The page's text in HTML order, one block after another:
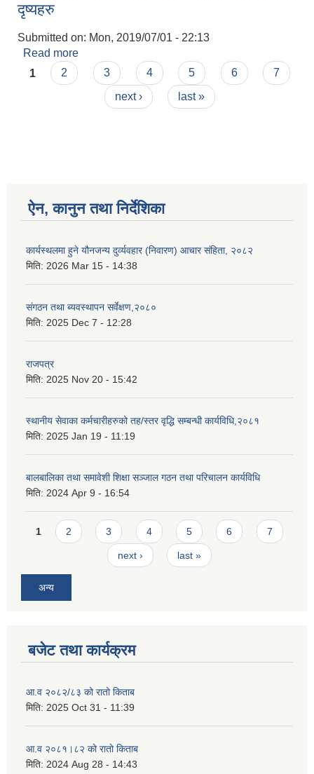
दृष्यहरु
Submitted on: Mon, 2019/07/01 - 22:13
Read more
सम्मपूर्ण कार्मचारीहरुको लागि Computer तथा Social
Site सम्बन्धी तालिम उदघाटन यस गा.पा का अध्यक्ष श्री
देवदत्त बछार थारु ज्यूबाट गरिएका केही दृष्यहरु
Pages
1 2 3 4 5 6
7
next ›
last »
ऐन, कानुन तथा निर्देशिका
कार्यस्थलमा हुने यौनजन्य दुर्व्यवहार (निवारण) आचार संहिता, २०८२
मिति: 2026 Mar 15 - 14:38
संगठन तथा ब्यवस्थापन सर्वेक्षण,२०८०
मिति: 2025 Dec 7 - 12:28
राजपत्र
मिति: 2025 Nov 20 - 15:42
स्थानीय सेवाका कर्मचारीहरुको तह/स्तर वृद्धि सम्बन्धी कार्यविधि,२०८१
मिति: 2025 Jan 19 - 11:19
बालबालिका तथा समावेशी शिक्षा सञ्जाल गठन तथा परिचालन कार्यविधि
मिति: 2024 Apr 9 - 16:54
Pages
1 2 3 4 5 6 7
next › last »
अन्य
बजेट तथा कार्यक्रम
आ.व २०८२/८३ को रातो किताब
मिति: 2025 Oct 31 - 11:39
आ.व २०८१।८२ को रातो किताब
मिति: 2024 Aug 28 - 14:43